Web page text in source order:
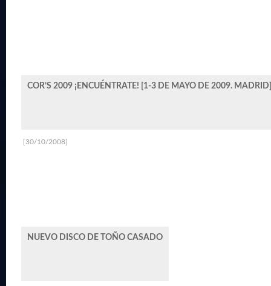
COR’S 2009 ¡ENCUÉNTRATE! [1-3 DE MAYO DE 2009. MADRID]
NUEVO DISCO DE TOÑO CASADO
[30/10/2008]